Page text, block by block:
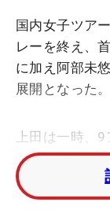
国内女子ツア
レーを終え、
に加え阿部未
展開となった。
上田は一時、
していたが、
がバーディを
バーディを奪